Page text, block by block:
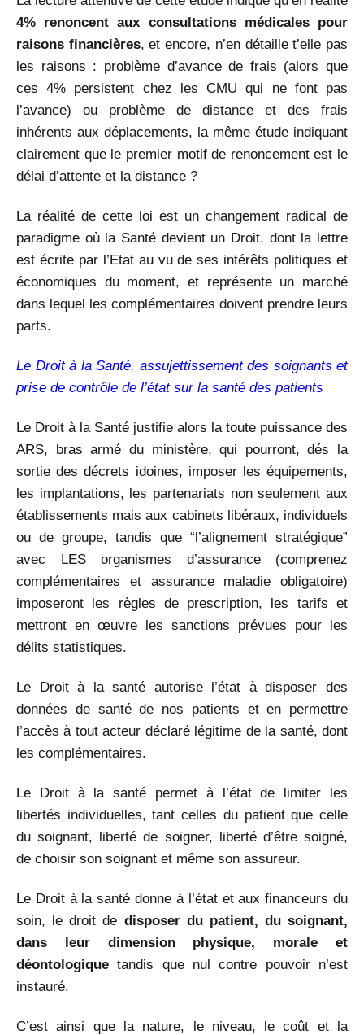
4% renoncent aux consultations médicales pour
raisons financières, et encore, n’en détaille t’elle pas
les raisons : problème d’avance de frais (alors que
ces 4% persistent chez les CMU qui ne font pas
l’avance) ou problème de distance et des frais
inhérents aux déplacements, la même étude indiquant
clairement que le premier motif de renoncement est le
délai d’attente et la distance ?
La réalité de cette loi est un changement radical de
paradigme où la Santé devient un Droit, dont la lettre
est écrite par l’Etat au vu de ses intérêts politiques et
économiques du moment, et représente un marché
dans lequel les complémentaires doivent prendre leurs
parts.
Le Droit à la Santé, assujettissement des soignants et
prise de contrôle de l’état sur la santé des patients
Le Droit à la Santé justifie alors la toute puissance des
ARS, bras armé du ministère, qui pourront, dés la
sortie des décrets idoines, imposer les équipements,
les implantations, les partenariats non seulement aux
établissements mais aux cabinets libéraux, individuels
ou de groupe, tandis que “l’alignement stratégique”
avec LES organismes d’assurance (comprenez
complémentaires et assurance maladie obligatoire)
imposeront les règles de prescription, les tarifs et
mettront en œuvre les sanctions prévues pour les
délits statistiques.
Le Droit à la santé autorise l’état à disposer des
données de santé de nos patients et en permettre
l’accès à tout acteur déclaré légitime de la santé, dont
les complémentaires.
Le Droit à la santé permet à l’état de limiter les
libertés individuelles, tant celles du patient que celle
du soignant, liberté de soigner, liberté d’être soigné,
de choisir son soignant et même son assureur.
Le Droit à la santé donne à l’état et aux financeurs du
soin, le droit de disposer du patient, du soignant,
dans leur dimension physique, morale et
déontologique tandis que nul contre pouvoir n’est
instauré.
C’est ainsi que la nature, le niveau, le coût et la